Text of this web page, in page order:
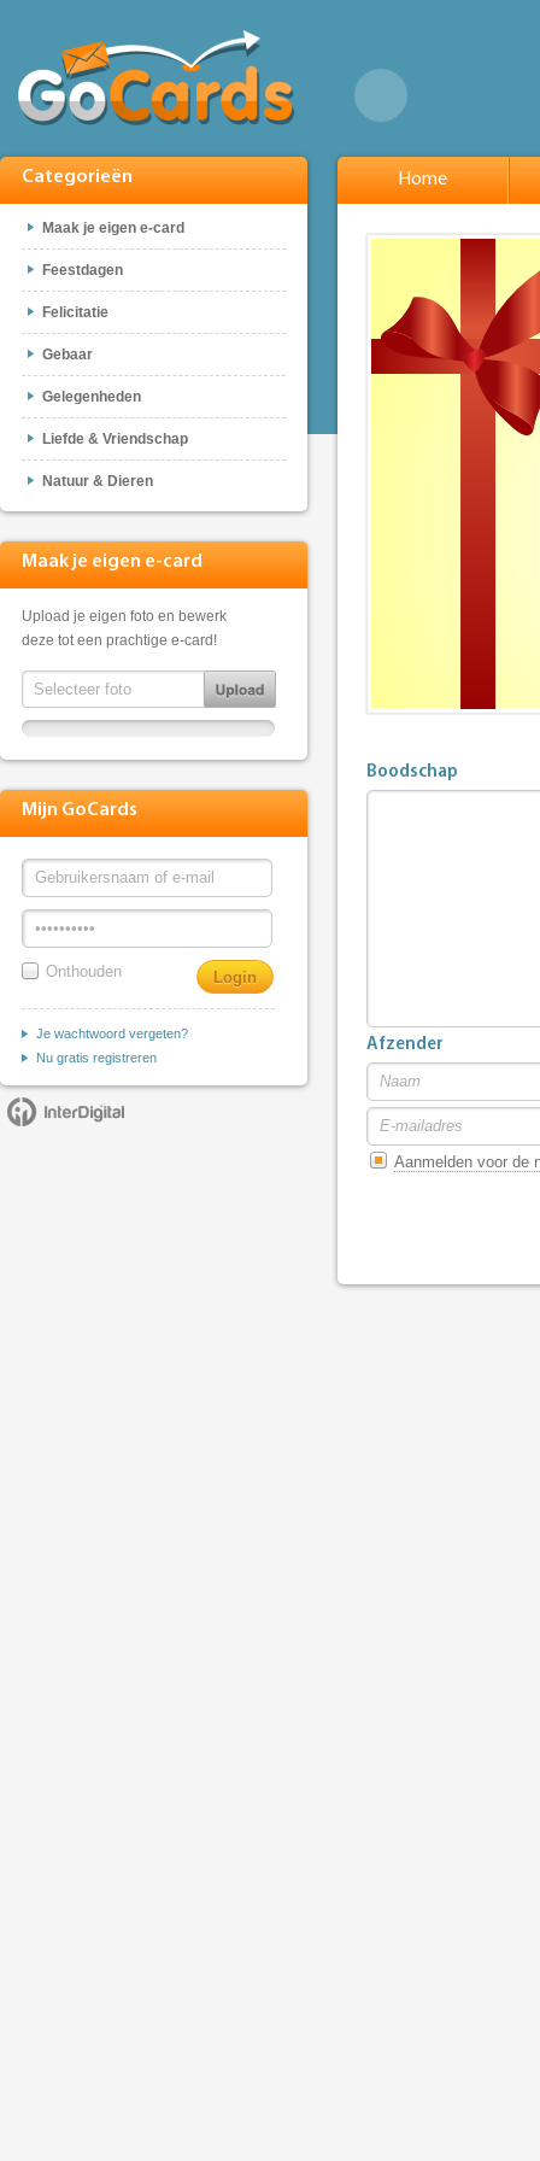
Categorieën
Maak je eigen e-card
Feestdagen
Felicitatie
Gebaar
Gelegenheden
Liefde & Vriendschap
Natuur & Dieren
Maak je eigen e-card
Upload je eigen foto en bewerk
deze tot een prachtige e-card!
Mijn GoCards
Onthouden
Je wachtwoord vergeten?
Nu gratis registreren
Home
Boodschap
Afzender
Aanmelden voor de